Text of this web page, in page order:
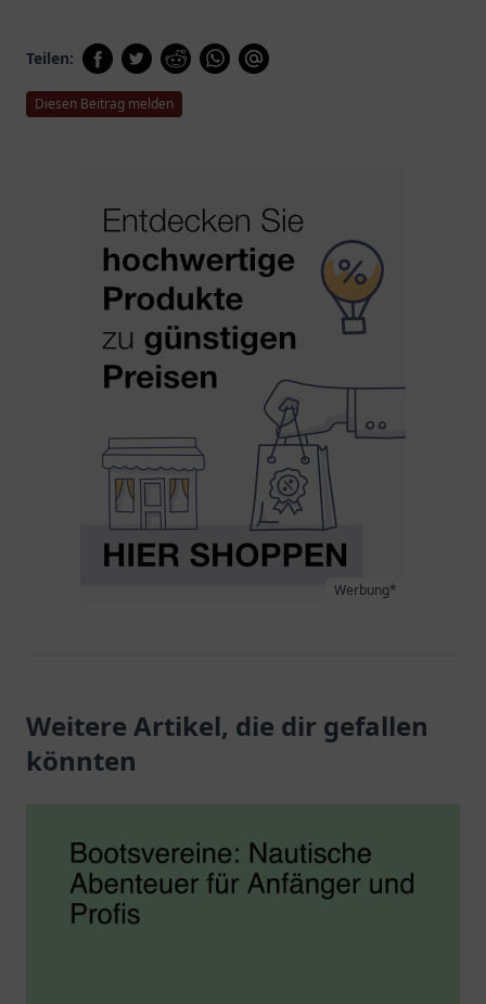
Teilen:
Diesen Beitrag melden
Werbung*
Weitere Artikel, die dir gefallen
könnten